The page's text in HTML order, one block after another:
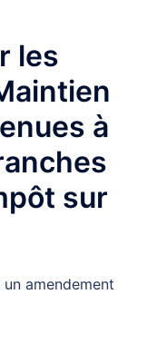
les
à
sur
amendement